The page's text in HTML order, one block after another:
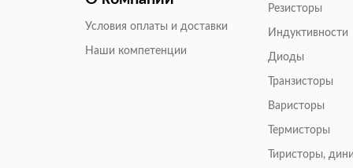
Условия оплаты и доставки
Наши компетенции
Резисторы
Индуктивности
Диоды
Транзисторы
Варисторы
Термисторы
Тиристоры,